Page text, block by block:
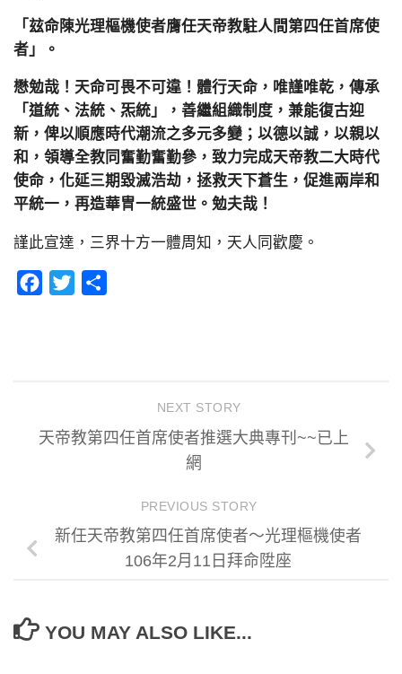
「玆命陳光理樞機使者膺任天帝教駐人間第四任首席使
者」。
懋勉哉！天命可畏不可違！體行天命，唯謹唯乾，傳承
「道統、法統、炁統」，善繼組織制度，兼能復古迎
新，俾以順應時代潮流之多元多變；以德以誠，以親以
和，領導全教同奮勤奮勤參，致力完成天帝教二大時代
使命，化延三期毀滅浩劫，拯救天下蒼生，促進兩岸和
平統一，再造華冑一統盛世。勉夫哉！
謹此宣達，三界十方一體周知，天人同歡慶。
Facebook
Twitter
NEXT STORY
天帝教第四任首席使者推選大典專刊~~已上
網
PREVIOUS STORY
新任天帝教第四任首席使者～光理樞機使者
106年2月11日拜命陞座
YOU MAY ALSO LIKE...